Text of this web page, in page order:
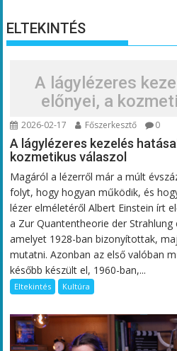
ELTEKINTÉS
A lágylézeres
előnyei, a
2026-02-17 Főszerkesztő 0
A lágylézeres kezelés
kozmetikus válaszol
Magáról a lézerről már a múlt
folyt, hogy hogyan működik, és
lézer elméletéről Albert Einstein írt
a Zur Quantentheorie der
amelyet 1928-ban bizonyítottak,
mutatni. Azonban az első valóban
később készült el, 1960-ban,...
Eltekintés Kultúra